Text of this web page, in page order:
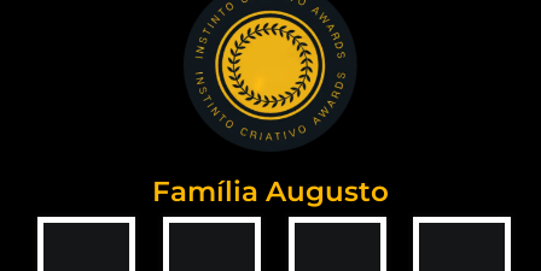
Família Augusto